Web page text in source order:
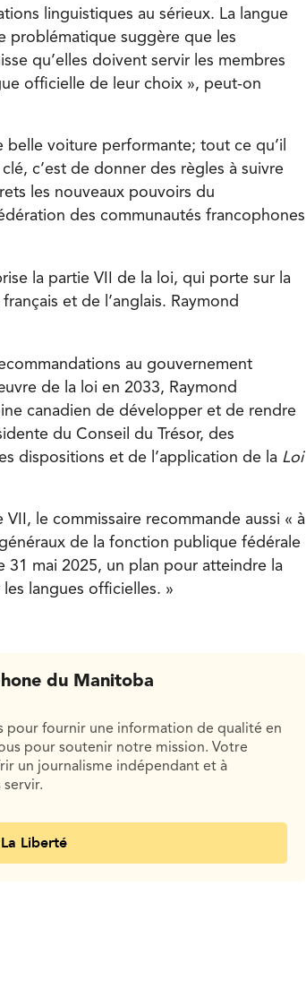
linguistiques au sérieux. La langue
problématique suggère que les
qu’elles doivent servir les membres
officielle de leur choix », peut-on
belle voiture performante; tout ce qu’il
c’est de donner des règles à suivre
les nouveaux pouvoirs du
des communautés francophones
la partie VII de la loi, qui porte sur la
et de l’anglais. Raymond
au gouvernement
de la loi en 2033, Raymond
canadien de développer et de rendre
du Conseil du Trésor, des
dispositions et de l’application de la Loi
le commissaire recommande aussi « à
de la fonction publique fédérale
31 mai 2025, un plan pour atteindre la
langues officielles. »
du Manitoba
pour fournir une information de qualité en
pour soutenir notre mission. Votre
un journalisme indépendant et à
Liberté